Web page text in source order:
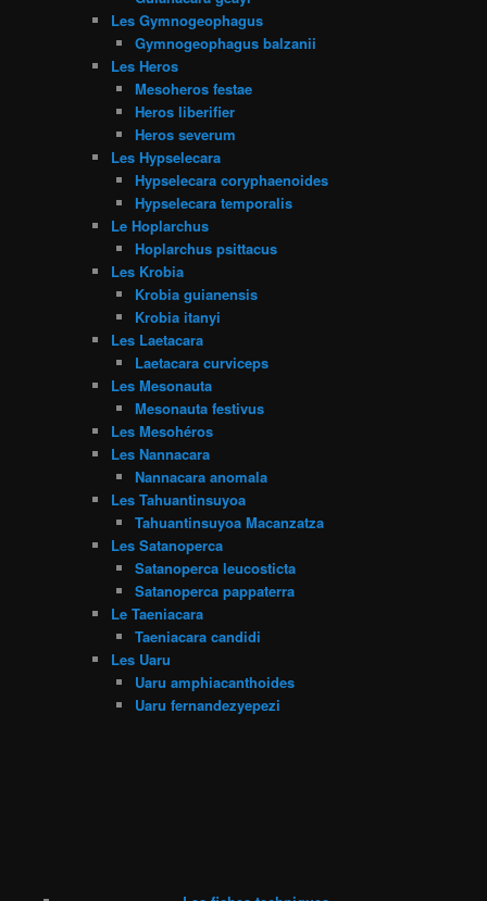
Les Gymnogeophagus
Gymnogeophagus balzanii
Les Heros
Mesoheros festae
Heros liberifier
Heros severum
Les Hypselecara
Hypselecara coryphaenoides
Hypselecara temporalis
Le Hoplarchus
Hoplarchus psittacus
Les Krobia
Krobia guianensis
Krobia itanyi
Les Laetacara
Laetacara curviceps
Les Mesonauta
Mesonauta festivus
Les Mesohéros
Les Nannacara
Nannacara anomala
Les Tahuantinsuyoa
Tahuantinsuyoa Macanzatza
Les Satanoperca
Satanoperca leucosticta
Satanoperca pappaterra
Le Taeniacara
Taeniacara candidi
Les Uaru
Uaru amphiacanthoides
Uaru fernandezyepezi